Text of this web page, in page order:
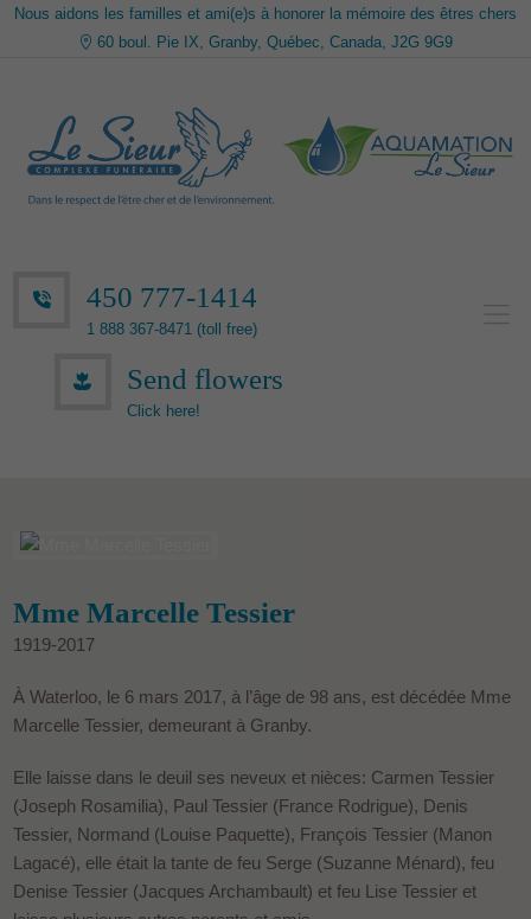
Nous aidons les familles et ami(e)s à honorer la mémoire des êtres chers
60 boul. Pie IX, Granby, Québec, Canada, J2G 9G9
450 777-1414
1 888 367-8471 (toll free)
Send flowers
Click here!
Mme Marcelle Tessier
1919-2017
À Waterloo, le 6 mars 2017, à l’âge de 98 ans, est décédée Mme
Marcelle Tessier, demeurant à Granby.
Elle laisse dans le deuil ses neveux et nièces: Carmen Tessier
(Joseph Rosamilia), Paul Tessier (France Rodrigue), Denis
Tessier, Normand (Louise Paquette), François Tessier (Manon
Lagacé), elle était la tante de feu Serge (Suzanne Ménard), feu
Denise Tessier (Jacques Archambault) et feu Lise Tessier et